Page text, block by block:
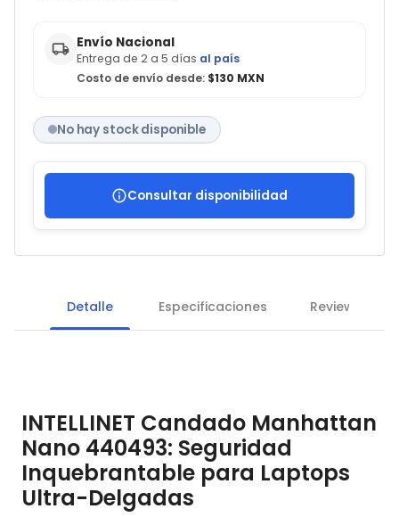
Envío Nacional
Entrega de 2 a 5 días al país
Costo de envío desde: $130 MXN
No hay stock disponible
Consultar disponibilidad
Detalle Especificaciones Reviews
INTELLINET Candado Manhattan
Nano 440493: Seguridad
Inquebrantable para Laptops
Ultra-Delgadas